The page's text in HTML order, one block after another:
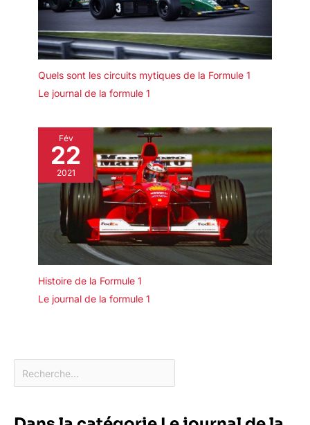
Quels sont les circuits mytiques de la Formule 1
Le journal de la formule 1
Fév
22
2021
Histoire de la Formule 1
Le journal de la formule 1